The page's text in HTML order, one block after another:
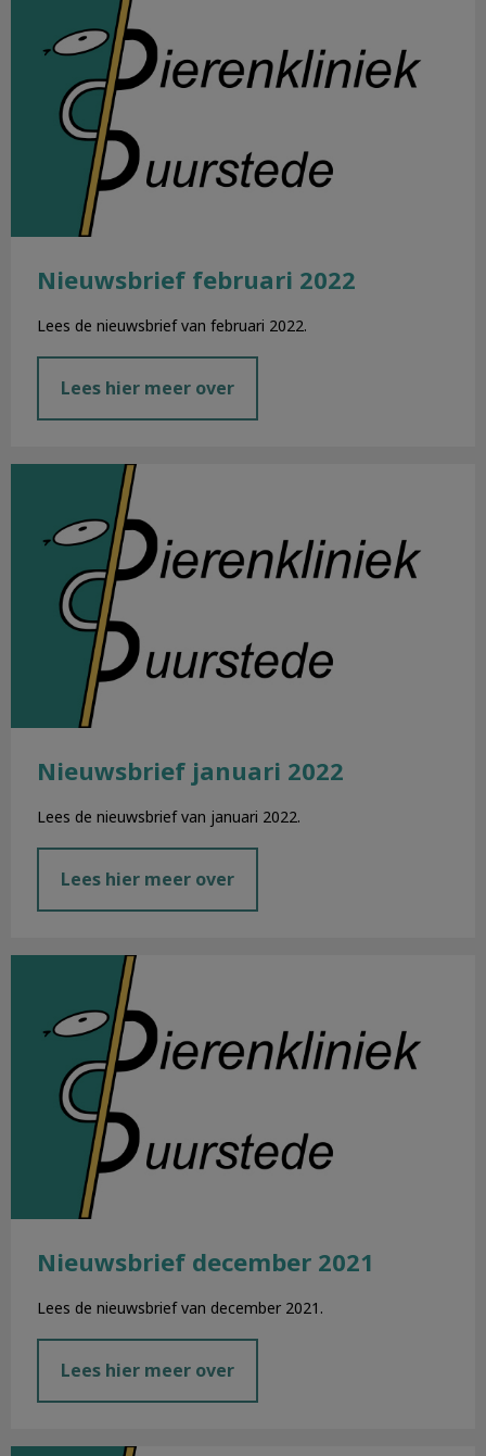
Nieuwsbrief februari 2022
Lees de nieuwsbrief van februari 2022.
Lees hier meer over
Nieuwsbrief januari 2022
Nieuwsbrief januari 2022
Lees de nieuwsbrief van januari 2022.
Lees hier meer over
Nieuwsbrief december 2021
Nieuwsbrief december 2021
Lees de nieuwsbrief van december 2021.
Lees hier meer over